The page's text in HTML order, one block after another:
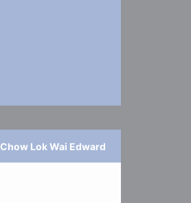
Chow Lok Wai Edward